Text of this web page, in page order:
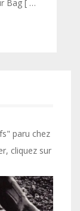
Bag [ …
paru chez
cliquez sur